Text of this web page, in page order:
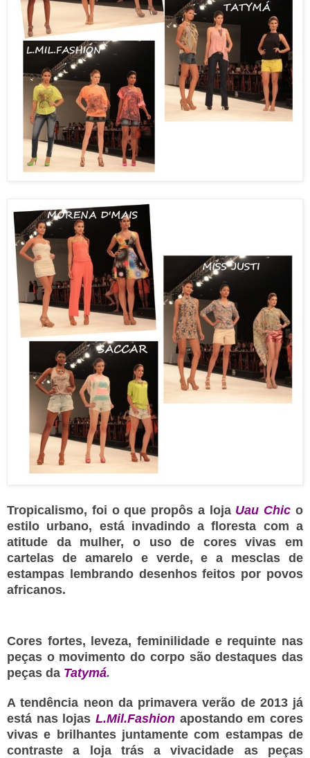
Tropicalismo, foi o que propôs a loja Uau Chic o
estilo urbano, está invadindo a floresta com a
atitude da mulher, o uso de cores vivas em
cartelas de amarelo e verde, e a mesclas de
estampas lembrando desenhos feitos por povos
africanos.
Cores fortes, leveza, feminilidade e requinte nas
peças o movimento do corpo são destaques das
peças da Tatymá.
A tendência neon da primavera verão de 2013 já
está nas lojas L.Mil.Fashion apostando em cores
vivas e brilhantes juntamente com estampas de
contraste a loja trás a vivacidade as peças